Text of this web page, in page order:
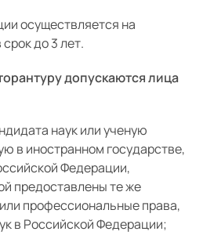
образовательная среда
платформа
медицина»
осуществляется на
до 3 лет.
допускаются лица
наук или ученую
в иностранном государстве,
Федерации,
предоставлены те же
профессиональные права,
в Российской Федерации;